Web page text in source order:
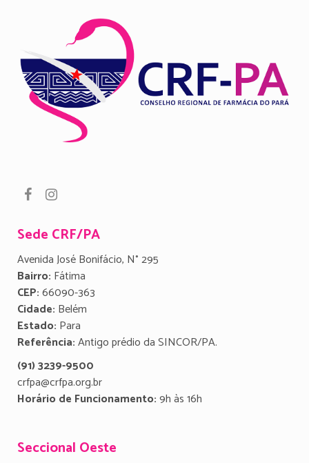
Sede CRF/PA
Avenida José Bonifácio, N° 295
Bairro: Fátima
CEP:66090-363
Cidade: Belém
Estado: Para
Referência:Antigo prédio da SINCOR/PA.
(91) 3239-9500
crfpa@crfpa.org.br
Horário de Funcionamento:9h às 16h
Seccional Oeste